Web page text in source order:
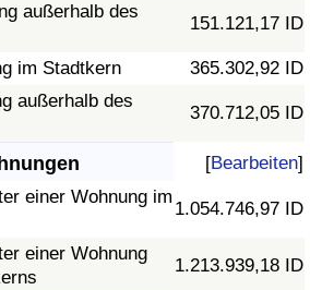
außerhalb des
151.121,17 ID
im Stadtkern
365.302,92 ID
außerhalb des
370.712,05 ID
[Bearbeiten]
einer Wohnung im
1.054.746,97 ID
einer Wohnung
1.213.939,18 ID
Index nach Land
nach Land
nach Land
Land